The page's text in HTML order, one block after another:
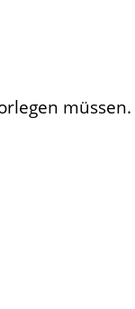
müssen.